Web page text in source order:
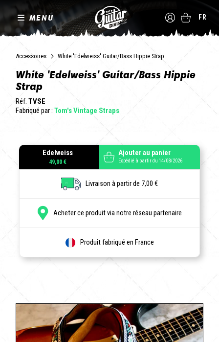
MENU FR
Accessoires White 'Edelweiss' Guitar/Bass Hippie Strap
White 'Edelweiss' Guitar/Bass Hippie
Strap
Réf. TVSE
Fabriqué par : Tom's Vintage Straps
Edelweiss
49,00 €
Ajouter au panier
Expédié à partir du 14/08/2026
Livraison à partir de 7,00 €
Acheter ce produit via notre réseau partenaire
Produit fabriqué en France